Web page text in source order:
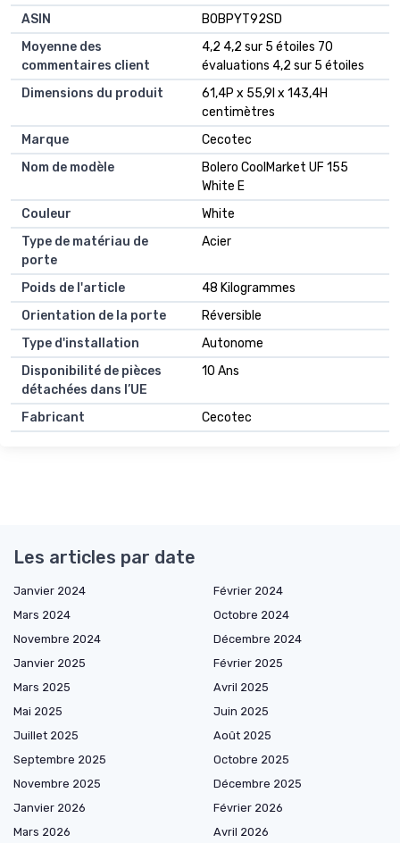
ASIN
B0BPYT92SD
Moyenne des
commentaires client
4,2 4,2 sur 5 étoiles 70
évaluations 4,2 sur 5 étoiles
Dimensions du produit
61,4P x 55,9l x 143,4H
centimètres
Marque
Cecotec
Nom de modèle
Bolero CoolMarket UF 155
White E
Couleur
White
Type de matériau de
porte
Acier
Poids de l'article
48 Kilogrammes
Orientation de la porte
Réversible
Type d'installation
Autonome
Disponibilité de pièces
détachées dans l’UE
10 Ans
Fabricant Cecotec
Les articles par date
Janvier 2024
Février 2024
Mars 2024
Octobre 2024
Novembre 2024
Décembre 2024
Janvier 2025
Février 2025
Mars 2025
Avril 2025
Mai 2025
Juin 2025
Juillet 2025
Août 2025
Septembre 2025
Octobre 2025
Novembre 2025
Décembre 2025
Janvier 2026
Février 2026
Mars 2026
Avril 2026